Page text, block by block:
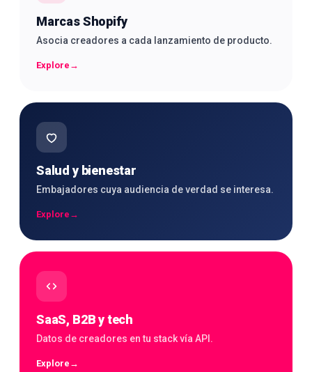
Marcas Shopify
Asocia creadores a cada lanzamiento de producto.
Explore →
Salud y bienestar
Embajadores cuya audiencia de verdad se interesa.
Explore →
SaaS, B2B y tech
Datos de creadores en tu stack vía API.
Explore →